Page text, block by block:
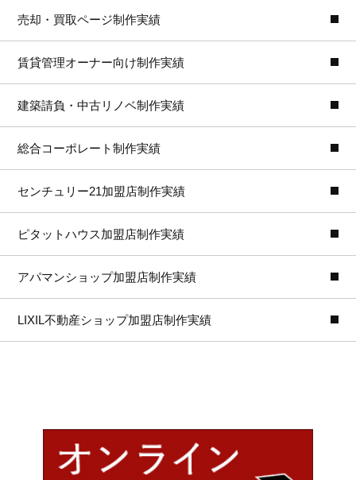
売却・買取ページ制作実績
賃貸管理オーナー向け制作実績
建築請負・中古リノベ制作実績
総合コーポレート制作実績
センチュリー21加盟店制作実績
ピタットハウス加盟店制作実績
アパマンショップ加盟店制作実績
LIXIL不動産ショップ加盟店制作実績